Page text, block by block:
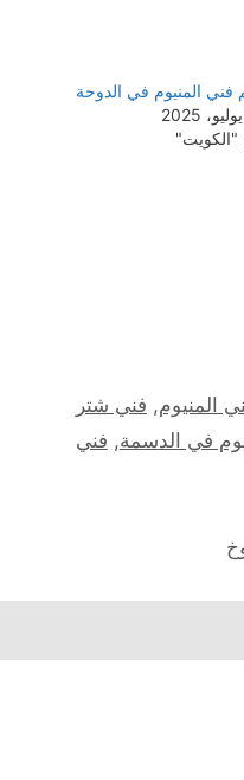
فني المنيوم في الدوحة
المنيوم, فني شتر
في الدسمة, فني